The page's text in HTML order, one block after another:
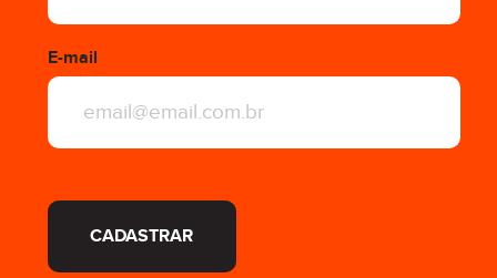
E-mail
CADASTRAR